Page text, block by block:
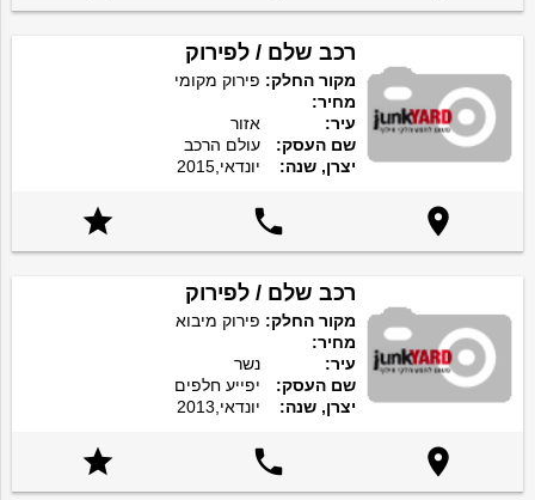
רכב שלם / לפירוק
מקור החלק: פירוק מקומי
מחיר:
עיר:
אזור
שם העסק:
עולם הרכב
יצרן, שנה:
יונדאי,2015



רכב שלם / לפירוק
מקור החלק: פירוק מיבוא
מחיר:
עיר:
נשר
שם העסק:
יפייע חלפים
יצרן, שנה:
יונדאי,2013


